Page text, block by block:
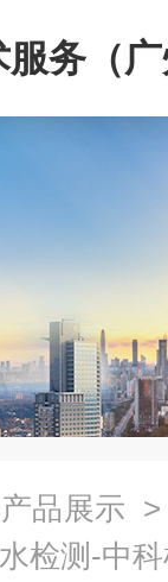
务（
产品展示
检测-中